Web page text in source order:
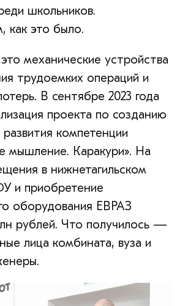
школьников.
как это было.
механические устройства
трудоемких операций и
В сентябре 2023 года
проекта по созданию
компетенции
мышление. Каракури». На
в нижнетагильском
и приобретение
оборудования ЕВРАЗ
рублей. Что получилось —
лица комбината, вуза и